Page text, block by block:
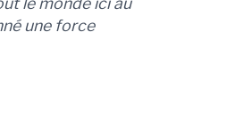
une force